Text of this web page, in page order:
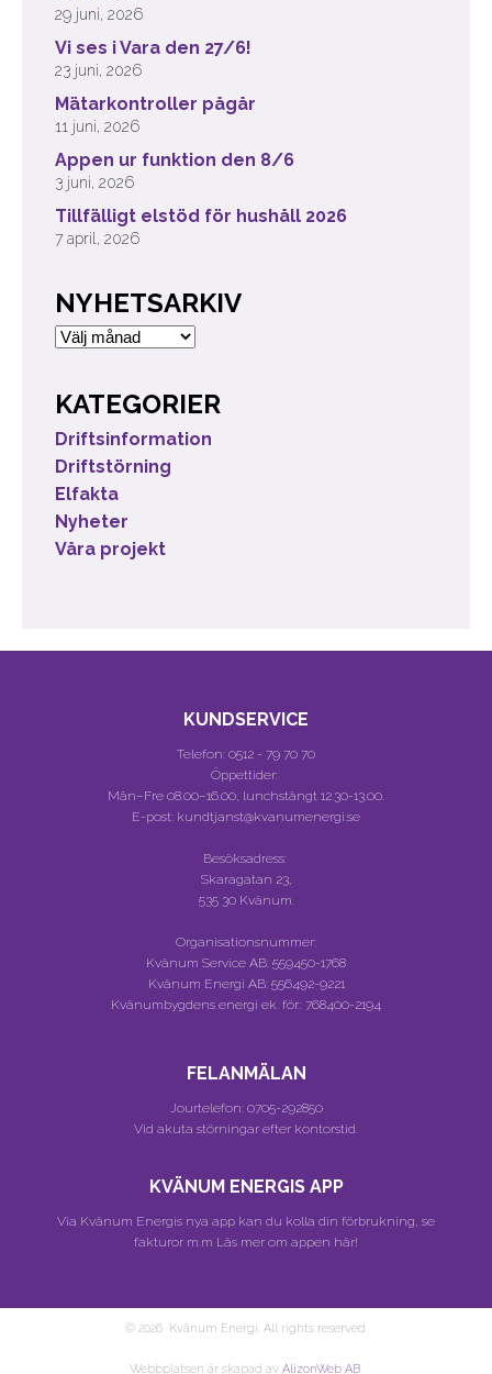
29 juni, 2026
Vi ses i Vara den 27/6!
23 juni, 2026
Mätarkontroller pågår
11 juni, 2026
Appen ur funktion den 8/6
3 juni, 2026
Tillfälligt elstöd för hushåll 2026
7 april, 2026
NYHETSARKIV
Nyhetsarkiv
KATEGORIER
Driftsinformation
Driftstörning
Elfakta
Nyheter
Våra projekt
KUNDSERVICE
Telefon: 0512 - 79 70 70
Öppettider:
Mån–Fre 08.00–16.00, lunchstängt 12.30-13.00.
E-post: kundtjanst@kvanumenergi.se
Besöksadress:
Skaragatan 23,
535 30 Kvänum.
Organisationsnummer:
Kvänum Service AB: 559450-1768
Kvänum Energi AB: 556492-9221
Kvänumbygdens energi ek. för.: 768400-2194
FELANMÄLAN
Jourtelefon: 0705-292850
Vid akuta störningar efter kontorstid.
KVÄNUM ENERGIS APP
Via Kvänum Energis nya app kan du kolla din förbrukning, se
fakturor m.m Läs mer om appen här!
© 2026 Kvänum Energi. All rights reserved.
Webbplatsen är skapad av AlizonWeb AB